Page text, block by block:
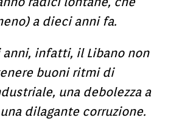
a dieci anni fa.
anni, infatti, il Libano non
buoni ritmi di
una debolezza a
dilagante corruzione.